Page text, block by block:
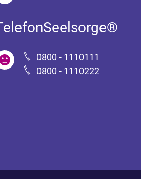
0800 - 1110111
0800 - 1110222